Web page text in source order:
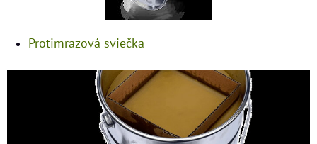
Protimrazová sviečka